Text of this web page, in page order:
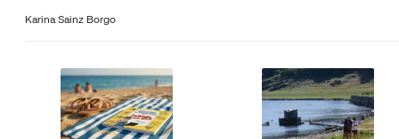
Karina Sainz Borgo